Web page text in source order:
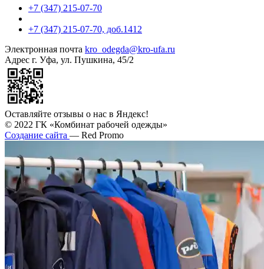
+7 (347) 215-07-70
+7 (347) 215-07-70, доб.1412
Электронная почта kro_odegda@kro-ufa.ru
Адрес г. Уфа, ул. Пушкина, 45/2
Оставляйте отзывы о нас в Яндекс!
© 2022 ГК «Комбинат рабочей одежды»
Создание сайта — Red Promo